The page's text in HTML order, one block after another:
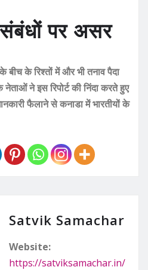
पर असर
के रिश्तों में और भी तनाव पैदा
ने इस रिपोर्ट की निंदा करते हुए
फैलाने से कनाडा में भारतीयों के
Satvik Samachar
Website:
https://satviksamachar.in/